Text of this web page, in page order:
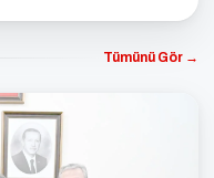
Tümünü Gör →